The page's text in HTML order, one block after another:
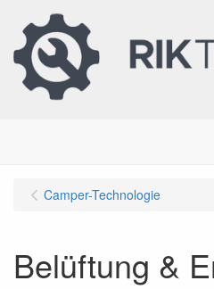
Camper-Technologie
Belüftung &